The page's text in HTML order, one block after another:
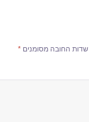
שדות החובה מסומנים*